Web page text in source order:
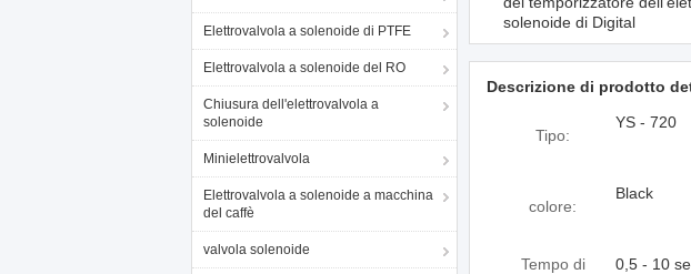
Elettrovalvola a solenoide di PTFE
Elettrovalvola a solenoide del RO
Chiusura dell'elettrovalvola a
solenoide
Minielettrovalvola
Elettrovalvola a solenoide a macchina
del caffè
valvola solenoide
solenoide di Digital
Descrizione di prodotto
Tipo:
YS - 720
colore:
Black
Tempo di
0,5 - 10